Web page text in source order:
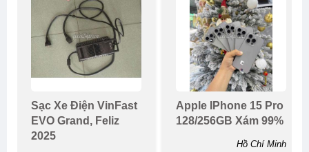
Sạc Xe Điện VinFast
EVO Grand, Feliz
2025
Apple IPhone 15 Pro
128/256GB Xám 99%
Hồ Chí Minh